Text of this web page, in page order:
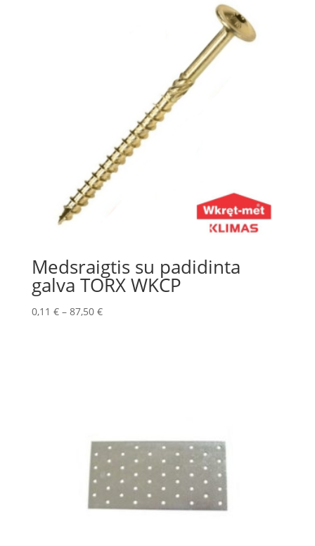
Medsraigtis su padidinta
galva TORX WKCP
0,11 €– 87,50 €